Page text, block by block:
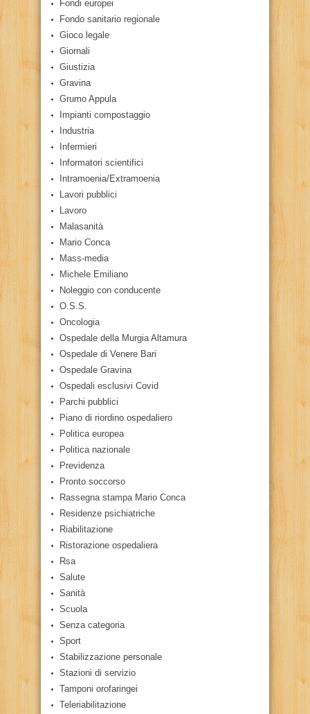
Fondi europei
Fondo sanitario regionale
Gioco legale
Giornali
Giustizia
Gravina
Grumo Appula
Impianti compostaggio
Industria
Infermieri
Informatori scientifici
Intramoenia/Extramoenia
Lavori pubblici
Lavoro
Malasanità
Mario Conca
Mass-media
Michele Emiliano
Noleggio con conducente
O.S.S.
Oncologia
Ospedale della Murgia Altamura
Ospedale di Venere Bari
Ospedale Gravina
Ospedali esclusivi Covid
Parchi pubblici
Piano di riordino ospedaliero
Politica europea
Politica nazionale
Previdenza
Pronto soccorso
Rassegna stampa Mario Conca
Residenze psichiatriche
Riabilitazione
Ristorazione ospedaliera
Rsa
Salute
Sanità
Scuola
Senza categoria
Sport
Stabilizzazione personale
Stazioni di servizio
Tamponi orofaringei
Teleriabilitazione